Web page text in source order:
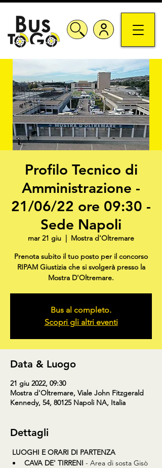
Profilo Tecnico di
Amministrazione -
21/06/22 ore 09:30 -
Sede Napoli
mar 21 giu
  |
Mostra d'Oltremare
Prenota subito il tuo posto per il concorso
RIPAM Giustizia che si svolgerà presso la
Mostra D'Oltremare.
Bus al completo.
Scopri gli altri eventi
Data & Luogo
21 giu 2022, 09:30
Mostra d'Oltremare, Viale John Fitzgerald
Kennedy, 54, 80125 Napoli NA, Italia
Dettagli
LUOGHI E ORARI DI PARTENZA
CAVA DE' TIRRENI - Area di sosta Gisò